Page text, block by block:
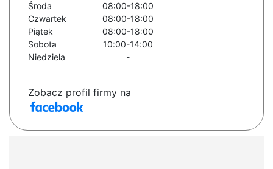
Środa
08:00-18:00
Czwartek
08:00-18:00
Piątek
08:00-18:00
Sobota
10:00-14:00
Niedziela
-
Zobacz profil firmy na